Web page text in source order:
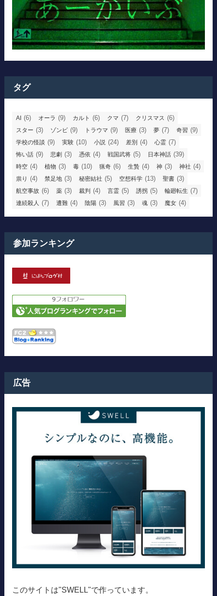
タグ
AI (6) オーラ (9) カルト (6) クマ (7) クリスマス (6)
スター (3) ゾンビ (9) トラウマ (9) 医療 (3) 夢 (7) 奇習 (9)
学校の怪談 (9) 実験 (10) 小説 (24) 差別 (4) 心霊 (7)
怖い話 (9) 悲劇 (3) 憑依 (4) 戦国武将 (5) 日本神話 (39)
時空 (4) 植物 (3) 毒 (10) 猟奇 (6) 生贄 (4) 神 (3) 神社 (4)
祟り (4) 禁足地 (3) 秘密結社 (5) 空想科学 (13) 聖書 (3)
航空事故 (6) 薬 (3) 裁判 (4) 言霊 (5) 誘拐 (5) 輪廻転生 (7)
連続殺人 (7) 遭難 (4) 陰陽 (3) 風習 (3) 魂 (3) 魔女 (4)
参加ランキング
広告
このサイトは"SWELL"で作っています。